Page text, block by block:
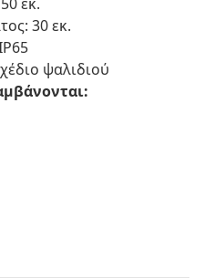
30 εκ.
ψαλιδιού